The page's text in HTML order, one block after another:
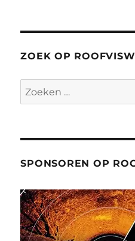
ZOEK OP
Zoeken
naar:
SPONSOREN OP